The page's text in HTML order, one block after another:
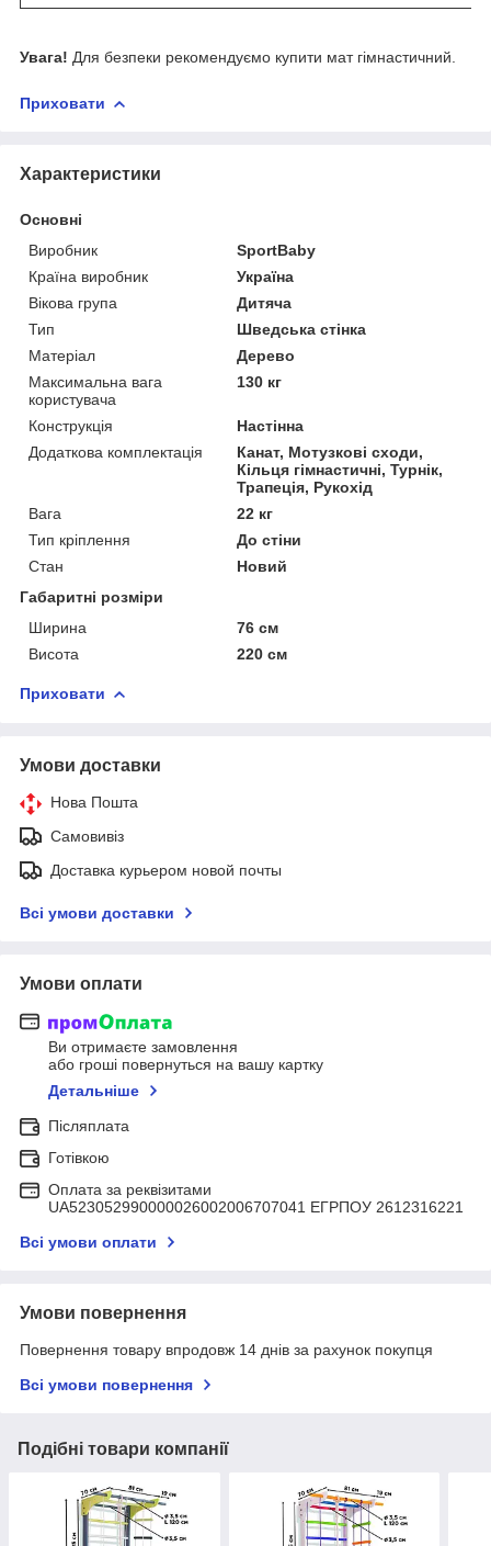
Увага! Для безпеки рекомендуємо купити мат гімнастичний.
Приховати
Характеристики
Основні
Виробник
SportBaby
Країна виробник
Україна
Вікова група
Дитяча
Тип
Шведська стінка
Матеріал
Дерево
Максимальна вага
користувача
130 кг
Конструкція
Настінна
Додаткова комплектація
Канат, Мотузкові сходи,
Кільця гімнастичні, Турнік,
Трапеція, Рукохід
Вага
22 кг
Тип кріплення
До стіни
Стан
Новий
Габаритні розміри
Ширина
76 см
Висота
220 см
Приховати
Умови доставки
Нова Пошта
Самовивіз
Доставка курьером новой почты
Всі умови доставки
Умови оплати
Ви отримаєте замовлення
або гроші повернуться на вашу картку
Детальніше
Післяплата
Готівкою
Оплата за реквізитами
UA523052990000026002006707041 ЕГРПОУ 2612316221
Всі умови оплати
Умови повернення
Повернення товару впродовж 14 днів за рахунок покупця
Всі умови повернення
Подібні товари компанії